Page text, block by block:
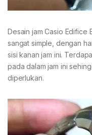
Desain jam Casio Edifice
sangat simple, dengan
sisi kanan jam ini.
pada dalam jam ini
diperlukan.